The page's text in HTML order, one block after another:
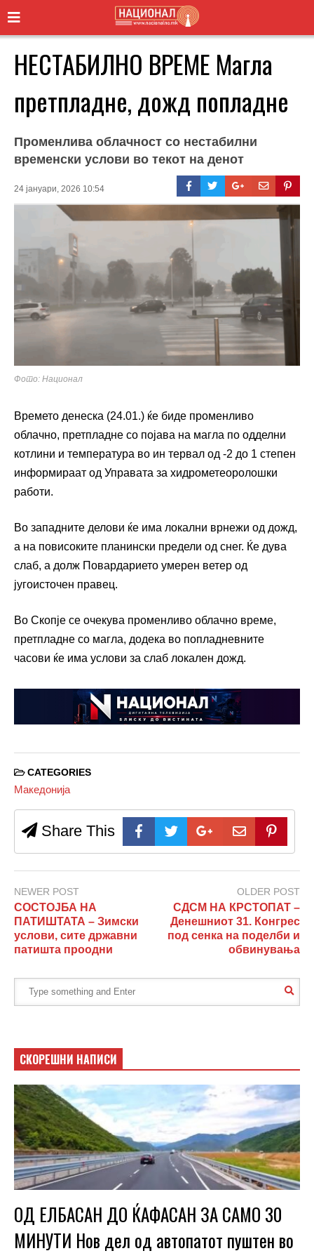
НЕСТАБИЛНО ВРЕМЕ Магла
претпладне, дожд попладне
Променлива облачност со нестабилни
временски услови во текот на денот
24 јануари, 2026 10:54
Фото: Национал
Времето денеска (24.01.) ќе биде променливо
облачно, претпладне со појава на магла по одделни
котлини и температура во ин тервал од -2 до 1 степен
информираат од Управата за хидрометеоролошки
работи.
Во западните делови ќе има локални врнежи од дожд,
а на повисоките планински предели од снег. Ќе дува
слаб, а долж Повардарието умерен ветер од
југоисточен правец.
Во Скопје се очекува променливо облачно време,
претпладне со магла, додека во попладневните
часови ќе има услови за слаб локален дожд.
CATEGORIES
Македонија
Share This
NEWER POST
СОСТОЈБА НА
ПАТИШТАТА – Зимски
услови, сите државни
патишта проодни
OLDER POST
СДСМ НА КРСТОПАТ –
Денешниот 31. Конгрес
под сенка на поделби и
обвинувања
СКОРЕШНИ НАПИСИ
ОД ЕЛБАСАН ДО ЌАФАСАН ЗА САМО 30
МИНУТИ Нов дел од автопатот пуштен во